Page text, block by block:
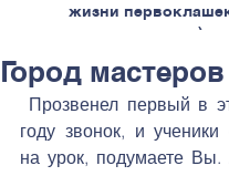
жизни
эпоху пандемии)
Город мастеров
году звонок, и ученики
на урок, подумаете